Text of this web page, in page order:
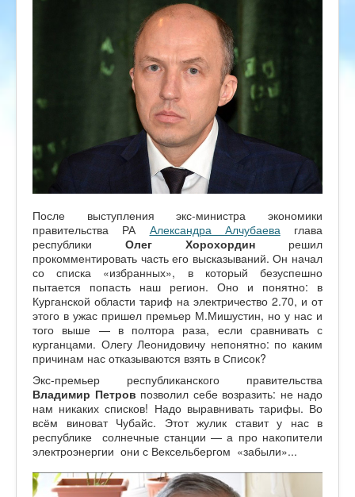
После выступления экс-министра экономики
правительства РА Александра Алчубаева глава
республики Олег Хорохордин решил
прокомментировать часть его высказываний. Он начал
со списка «избранных», в который безуспешно
пытается попасть наш регион. Оно и понятно: в
Курганской области тариф на электричество 2.70, и от
этого в ужас пришел премьер М.Мишустин, но у нас и
того выше — в полтора раза, если сравнивать с
курганцами. Олегу Леонидовичу непонятно: по каким
причинам нас отказываются взять в Список?
Экс-премьер республиканского правительства
Владимир Петров позволил себе возразить: не надо
нам никаких списков! Надо выравнивать тарифы. Во
всём виноват Чубайс. Этот жулик ставит у нас в
республике солнечные станции — а про накопители
электроэнергии они с Вексельбергом «забыли»...